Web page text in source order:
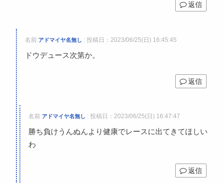
返信
名前:アドマイヤ名無し : 投稿日：2023/06/25(日) 16:45:45
ドウデュース次第か。
返信
名前:アドマイヤ名無し : 投稿日：2023/06/25(日) 16:47:47
勝ち負けうんぬんより健康でレースに出てきてほしい
わ
返信